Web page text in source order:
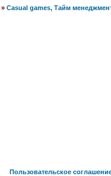
» Сasual games, Тайм
Пользовательское